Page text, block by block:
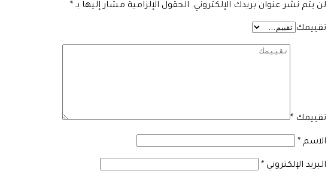
لن يتم نشر عنوان بريدك الإلكتروني. الحقول الإلزامية مشار إليها بـ *
تقييمك
تقييمك *
الاسم *
البريد الإلكتروني *